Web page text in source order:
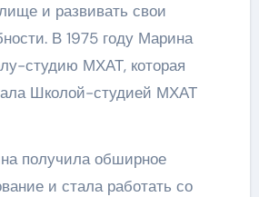
и развивать свои
В 1975 году Марина
студию МХАТ, которая
Школой-студией МХАТ
получила обширное
и стала работать со